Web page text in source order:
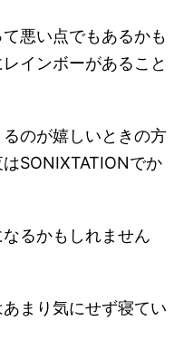
悪い点でもあるかも
インボーがあること
のが嬉しいときの方
SONIXTATIONでか
るかもしれません
まり気にせず寝てい